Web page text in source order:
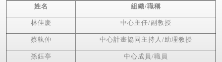
姓名 組織/職稱
林佳慶 中心主任/副教授
蔡執仲 中心計畫協同主持人/助理教授
孫鈺亭 中心成員/職員